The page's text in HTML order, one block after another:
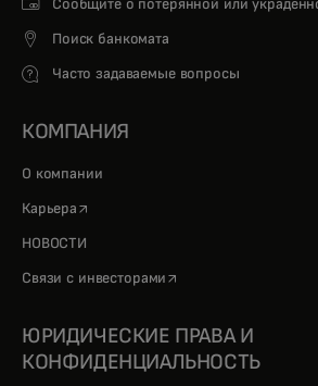
Сообщите о потерянной или
Поиск банкомата
Часто задаваемые вопросы
КОМПАНИЯ
О компании
Карьера opens in a new tab
НОВОСТИ
Связи с инвесторами opens in a new tab
ЮРИДИЧЕСКИЕ ПРАВА И
КОНФИДЕНЦИАЛЬНОСТЬ